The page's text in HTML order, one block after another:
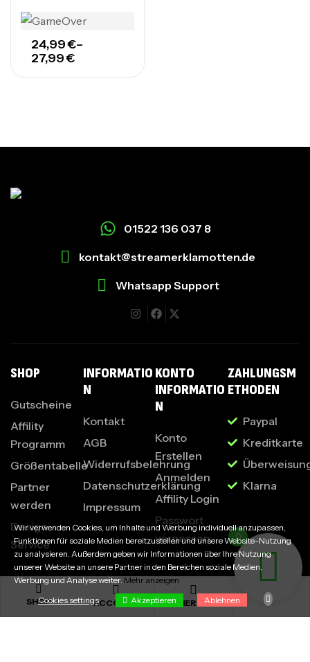
24,99€–
27,99€
SHOP ACCOUNT MERCH
01522 136 037 8
kontakt@streamerklamotten.de
Whatsapp Support
SHOP
Gutscheine
Affility
Programm
Größentabelle
Partner
werden
Design
Service
INFORMATIO
N
Kontakt
AGB
Widerrufsbelehrung
Datenschutzerklärung
Impressum
KONTO
INFORMATIO
N
Konto
Erstellen
Anmelden
Affility Login
Passwort
vergessen
ZAHLUNGSM
ETHODEN
Paypal
Kreditkarte
Klarna
Wir verwenden Cookies, um Inhalte und Werbung individuell anzupassen,
Funktionen für soziale Medien bereitzustellen und unsere Website-Nutzung
zu analysieren. Außerdem geben wir Informationen über Ihre Nutzung
unserer Website an unsere Partner in den Bereichen soziale Medien,
Werbung und Analyse weiter. Mehr anzeigen
Cookies settings
Akzeptieren Ablehnen
0